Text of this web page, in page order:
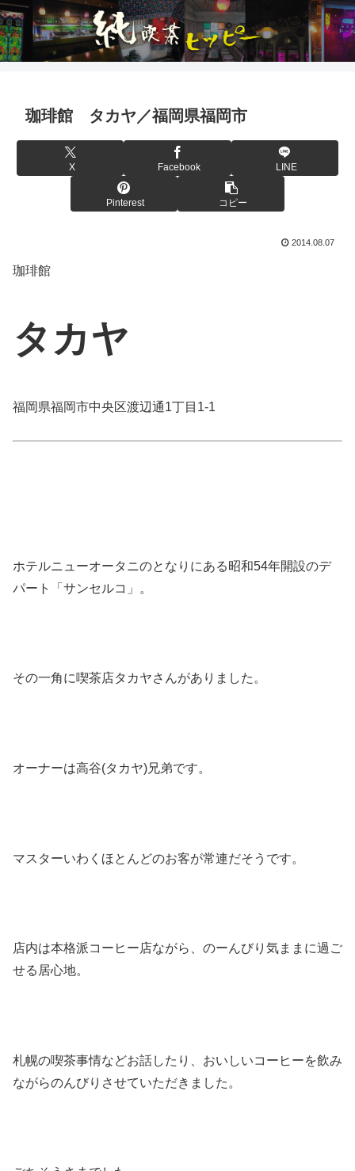
珈琲館 タカヤ／福岡県福岡市
X Facebook LINE
Pinterest コピー
2014.08.07
珈琲館
タカヤ
福岡県福岡市中央区渡辺通1丁目1-1
ホテルニューオータニのとなりにある昭和54年開設のデ
パート「サンセルコ」。
その一角に喫茶店タカヤさんがありました。
オーナーは高谷(タカヤ)兄弟です。
マスターいわくほとんどのお客が常連だそうです。
店内は本格派コーヒー店ながら、のーんびり気ままに過ご
せる居心地。
札幌の喫茶事情などお話したり、おいしいコーヒーを飲み
ながらのんびりさせていただきました。